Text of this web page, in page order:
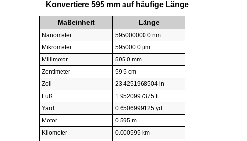
Konvertiere 595 mm auf häufige Länge
Maßeinheit Länge
Nanometer
595000000.0 nm
Mikrometer
595000.0 µm
Millimeter
595.0 mm
Zentimeter
59.5 cm
Zoll
23.4251968504 in
Fuß
1.9520997375 ft
Yard
0.6506999125 yd
Meter
0.595 m
Kilometer
0.000595 km